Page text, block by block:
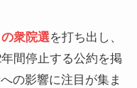
衆院選を打ち出し、
間停止する公約を掲
の影響に注目が集ま